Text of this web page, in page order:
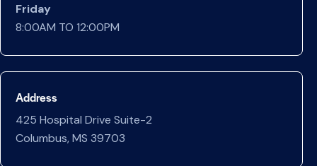
Friday
8:00AM TO 12:00PM
Address
425 Hospital Drive Suite-2
Columbus, MS 39703